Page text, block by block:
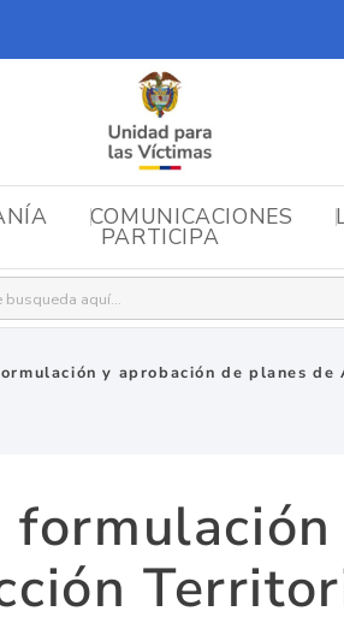
COMUNICACIONES
PARTICIPA
y aprobación de planes